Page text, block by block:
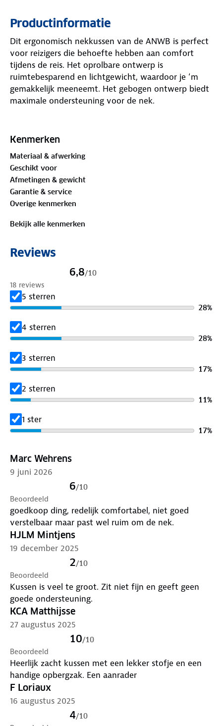
Productinformatie
Dit ergonomisch nekkussen van de ANWB is perfect
voor reizigers die behoefte hebben aan comfort
tijdens de reis. Het oprolbare ontwerp is
ruimtebesparend en lichtgewicht, waardoor je ‘m
gemakkelijk meeneemt. Het gebogen ontwerp biedt
maximale ondersteuning voor de nek.
dat het nekkussen perfect past bij verschillende
Premium Memory Foam en bedenkt met een zachte
velours stof. De velours stof voelt luxueus aan en
zorgt voor een comfortabel gevoel tijdens het
slapen.
Specificaties nekkussen
✓ Ruimtebesparend
✓ Ergonomisch gevormd
✓ Materiaal hoes: velours
✓ Afmeting: 25.5 x 18.5 x 11.5 cm
✓ Inhoud: Premium Memory Foam
Kenmerken
Materiaal & afwerking
Geschikt voor
Afmetingen & gewicht
Garantie & service
Overige kenmerken
Bekijk alle kenmerken
Reviews
6,8/10
18 reviews
5 sterren
28%
4 sterren
28%
3 sterren
17%
2 sterren
11%
1 ster
17%
Marc Wehrens
9 juni 2026
6/10
Beoordeeld
goedkoop ding, redelijk comfortabel, niet goed
verstelbaar maar past wel ruim om de nek.
HJLM Mintjens
19 december 2025
2/10
Beoordeeld
Kussen is veel te groot. Zit niet fijn en geeft geen
goede ondersteuning.
KCA Matthijsse
27 augustus 2025
10/10
Beoordeeld
Heerlijk zacht kussen met een lekker stofje en een
handige opbergzak. Een aanrader
F Loriaux
16 augustus 2025
4/10